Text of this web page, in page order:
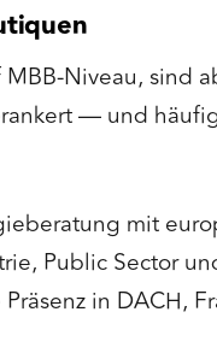
Niveau, sind
— und
mit
Public Sector
in DACH,